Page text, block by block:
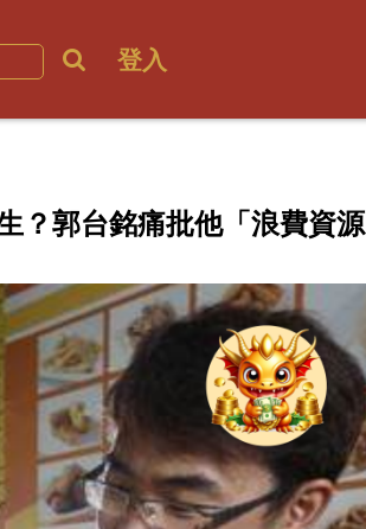
登入
？郭台銘痛批他「浪費資